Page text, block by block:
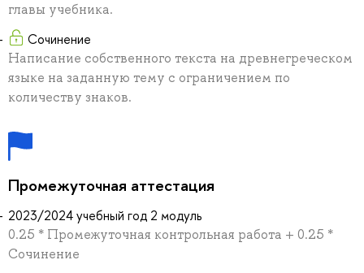
главы учебника.
Сочинение
Написание собственного текста на древнегреческом
языке на заданную тему с ограничением по
количеству знаков.
Промежуточная аттестация
2023/2024 учебный год 2 модуль
0.25 * Промежуточная контрольная работа + 0.25 *
Сочинение